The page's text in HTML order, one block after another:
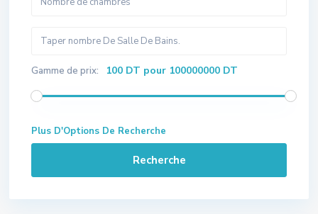
Gamme de prix: 100 DT pour 100000000 DT
Plus D'Options De Recherche
Recherche